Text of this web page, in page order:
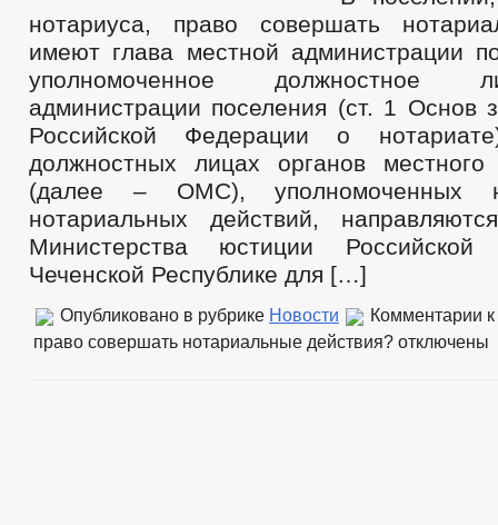
нотариуса, право совершать
имеют глава местной администрации
уполномоченное должностное
администрации поселения (ст. 1 Основ
Российской Федерации о
должностных лицах органов местного
(далее – ОМС), уполномоченных
нотариальных действий,
Министерства юстиции
Чеченской Республике для […]
Опубликовано в рубрике Новости Комментарии
право совершать нотариальные действия? отключены